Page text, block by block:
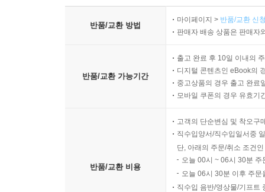
반품/교환 방법
마이페이지 > 반품/교환 신
판매자 배송 상품은 판매자
반품/교환 가능기간
출고 완료 후 10일 이내의
디지털 콘텐츠인 eBook의
중고상품의 경우 출고 완료
모바일 쿠폰의 경우 유효기
반품/교환 비용
고객의 단순변심 및 착오구
직수입양서/직수입일서중
단, 아래의 주문/취소 조건
오늘 00시 ~ 06시 30분
오늘 06시 30분 이후 주
직수입 음반/영상물/기프트